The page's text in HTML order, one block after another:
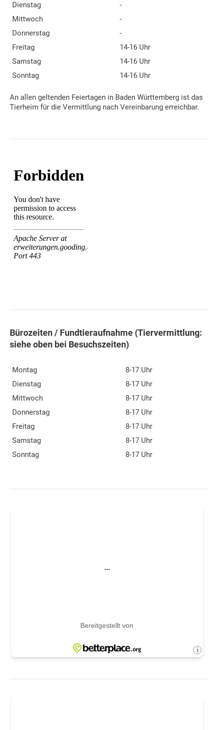
Dienstag
-
Mittwoch
-
Donnerstag
-
Freitag
14-16 Uhr
Samstag
14-16 Uhr
Sonntag
14-16 Uhr
An allen geltenden Feiertagen in Baden Württemberg ist das
Tierheim für die Vermittlung nach Vereinbarung erreichbar.
Bürozeiten / Fundtieraufnahme (Tiervermittlung:
siehe oben bei Besuchszeiten)
Montag
8-17 Uhr
Dienstag
8-17 Uhr
Mittwoch
8-17 Uhr
Donnerstag
8-17 Uhr
Freitag
8-17 Uhr
Samstag
8-17 Uhr
Sonntag
8-17 Uhr